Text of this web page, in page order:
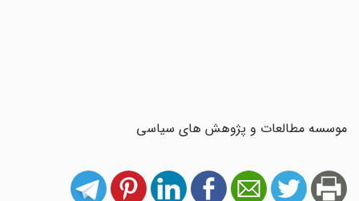
موسسه مطالعات و پژوهش های سیاسی